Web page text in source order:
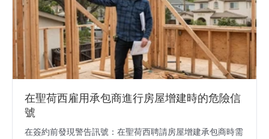
在聖荷西雇用承包商進行房屋增建時的危險信
號
在簽約前發現警告訊號：在聖荷西聘請房屋增建承包商時需